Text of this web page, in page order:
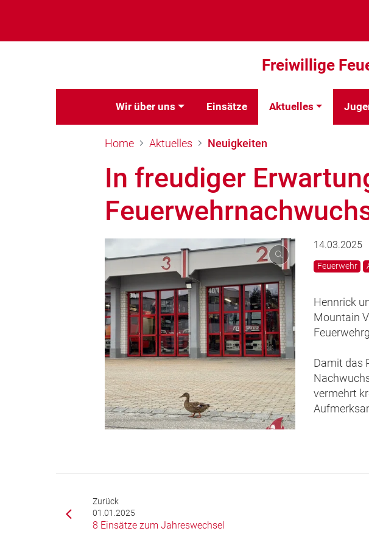
Freiwillige
Wir über uns Einsätze Aktuelles
Home Aktuelles Neuigkeiten
In freudiger
14.03.2025
Feuerwehr
Hennrick
Mountain
Damit das
vermehrt
Zurück
01.01.2025
8 Einsätze zum Jahreswechsel